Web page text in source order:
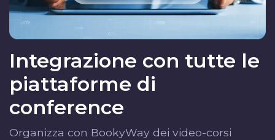
Integrazione con tutte le
piattaforme di
conference
Organizza con BookyWay dei video-corsi